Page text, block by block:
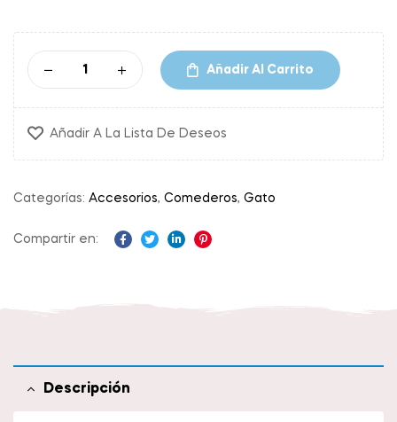
Añadir Al Carrito
Añadir A La Lista De Deseos
Categorías: Accesorios, Comederos, Gato
Compartir en:
Descripción